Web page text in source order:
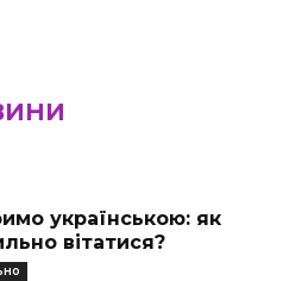
українською: як
вітатися?